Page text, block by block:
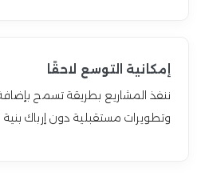
إمكانية التوسع لاحقًا
ننفذ المشاريع بطريقة تسمح
وتطويرات مستقبلية دون إرباك